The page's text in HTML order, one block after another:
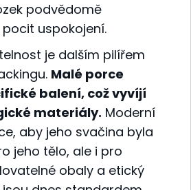
podvědomě
uspokojení.
je dalším pilířem
Malé porce
balení, což vyvíjí
materiály. Moderní
aby jeho svačina byla
jeho tělo, ale i pro
obaly a etický